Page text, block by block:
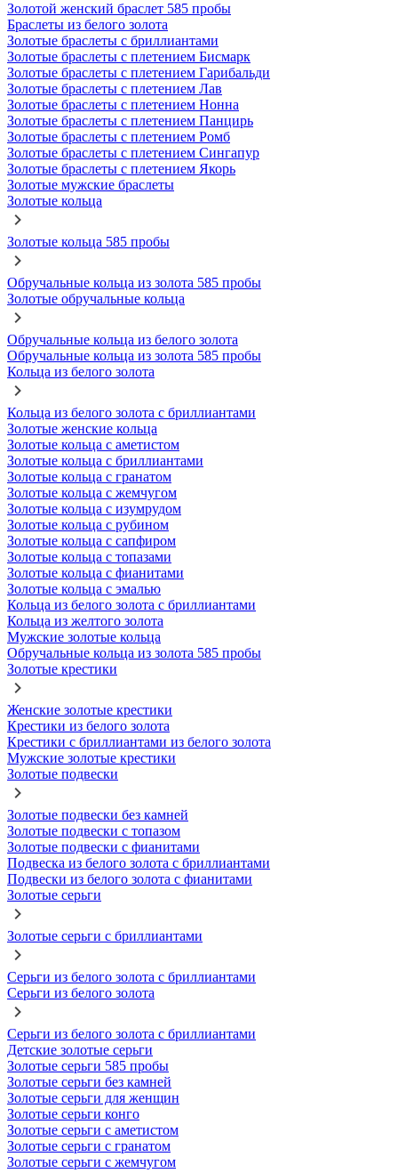
Золотой женский браслет 585 пробы
Браслеты из белого золота
Золотые браслеты с бриллиантами
Золотые браслеты с плетением Бисмарк
Золотые браслеты с плетением Гарибальди
Золотые браслеты с плетением Лав
Золотые браслеты с плетением Нонна
Золотые браслеты с плетением Панцирь
Золотые браслеты с плетением Ромб
Золотые браслеты с плетением Сингапур
Золотые браслеты с плетением Якорь
Золотые мужские браслеты
Золотые кольца
Золотые кольца 585 пробы
Обручальные кольца из золота 585 пробы
Золотые обручальные кольца
Обручальные кольца из белого золота
Обручальные кольца из золота 585 пробы
Кольца из белого золота
Кольца из белого золота с бриллиантами
Золотые женские кольца
Золотые кольца с аметистом
Золотые кольца с бриллиантами
Золотые кольца с гранатом
Золотые кольца с жемчугом
Золотые кольца с изумрудом
Золотые кольца с рубином
Золотые кольца с сапфиром
Золотые кольца с топазами
Золотые кольца с фианитами
Золотые кольца с эмалью
Кольца из белого золота с бриллиантами
Кольца из желтого золота
Мужские золотые кольца
Обручальные кольца из золота 585 пробы
Золотые крестики
Женские золотые крестики
Крестики из белого золота
Крестики с бриллиантами из белого золота
Мужские золотые крестики
Золотые подвески
Золотые подвески без камней
Золотые подвески с топазом
Золотые подвески с фианитами
Подвеска из белого золота с бриллиантами
Подвески из белого золота с фианитами
Золотые серьги
Золотые серьги с бриллиантами
Серьги из белого золота с бриллиантами
Серьги из белого золота
Серьги из белого золота с бриллиантами
Детские золотые серьги
Золотые серьги 585 пробы
Золотые серьги без камней
Золотые серьги для женщин
Золотые серьги конго
Золотые серьги с аметистом
Золотые серьги с гранатом
Золотые серьги с жемчугом